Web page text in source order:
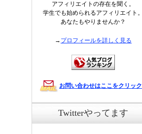
アフィリエイトの存在を聞く。
学生でも始められるアフィリエイト。
あなたもやりませんか？
→ プロフィールを詳しく見る
お問い合わせはここをクリック
Twitterやってます